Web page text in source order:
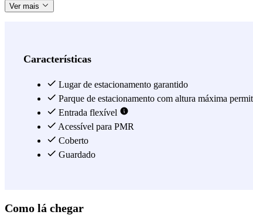
Ver mais
Características
Lugar de estacionamento garantido
Parque de estacionamento com altura máxima
Entrada flexível
Acessível para PMR
Coberto
Guardado
Como lá chegar